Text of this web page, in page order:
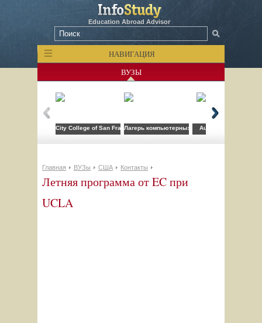
Education Abroad Advisor
НАВИГАЦИЯ
ВУЗЫ
City College of San FranciscoЛагерь компьютерных технологий FLS при
Auburn University
Главная ВУЗы США Контакты
Летняя программа от EC при
UCLA